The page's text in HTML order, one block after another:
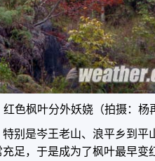
红色枫叶分外妖娆（拍摄：杨
别是岑王老山、浪平乡到平
足，于是成为了枫叶最早变